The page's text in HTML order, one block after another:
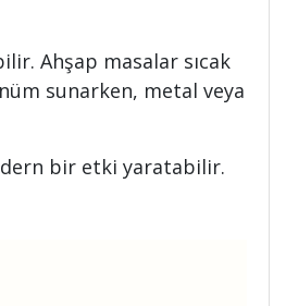
Ahşap masalar sıcak
sunarken, metal veya
bir etki yaratabilir.